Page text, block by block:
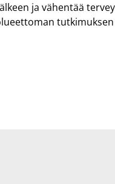
ja vähentää
tutkimuksen